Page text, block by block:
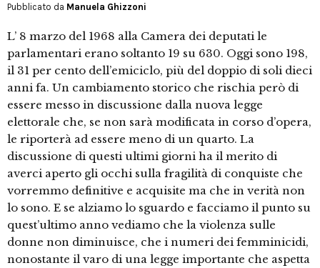
Pubblicato da Manuela Ghizzoni
L’ 8 marzo del 1968 alla Camera dei deputati le
parlamentari erano soltanto 19 su 630. Oggi sono 198,
il 31 per cento dell’emiciclo, più del doppio di soli dieci
anni fa. Un cambiamento storico che rischia però di
essere messo in discussione dalla nuova legge
elettorale che, se non sarà modificata in corso d’opera,
le riporterà ad essere meno di un quarto. La
discussione di questi ultimi giorni ha il merito di
averci aperto gli occhi sulla fragilità di conquiste che
vorremmo definitive e acquisite ma che in verità non
lo sono. E se alziamo lo sguardo e facciamo il punto su
quest’ultimo anno vediamo che la violenza sulle
donne non diminuisce, che i numeri dei femminicidi,
nonostante il varo di una legge importante che aspetta